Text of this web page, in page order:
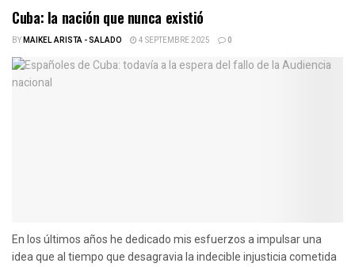
Cuba: la nación que nunca existió
BYMAIKEL ARISTA - SALADO 4 SEPTEMBRE 2025 0
En los últimos años he dedicado mis esfuerzos a impulsar una
idea que al tiempo que desagravia la indecible injusticia cometida